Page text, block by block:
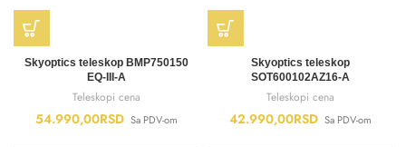
Skyoptics teleskop BMP750150
EQ-III-A
Teleskopi cena
54.990,00RSD Sa PDV-om
Skyoptics teleskop
SOT600102AZ16-A
Teleskopi cena
42.990,00RSD Sa PDV-om